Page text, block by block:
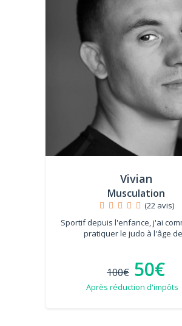
Vivian
Musculation
(22 avis)
Sportif depuis l'enfance, j'ai
pratiquer le judo à l'âge
100€ 50€
Après réduction d'impôts